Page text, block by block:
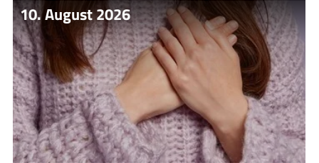
10. August 2026